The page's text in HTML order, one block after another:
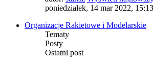
poniedziałek, 14 mar 2022, 15:13
Organizacje Rakietowe i Modelarskie
Tematy
Posty
Ostatni post